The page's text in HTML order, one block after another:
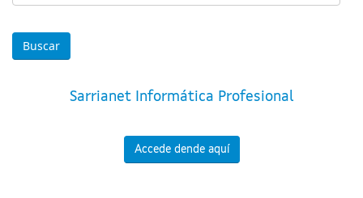
Sarrianet Informática Profesional
Accede dende aquí